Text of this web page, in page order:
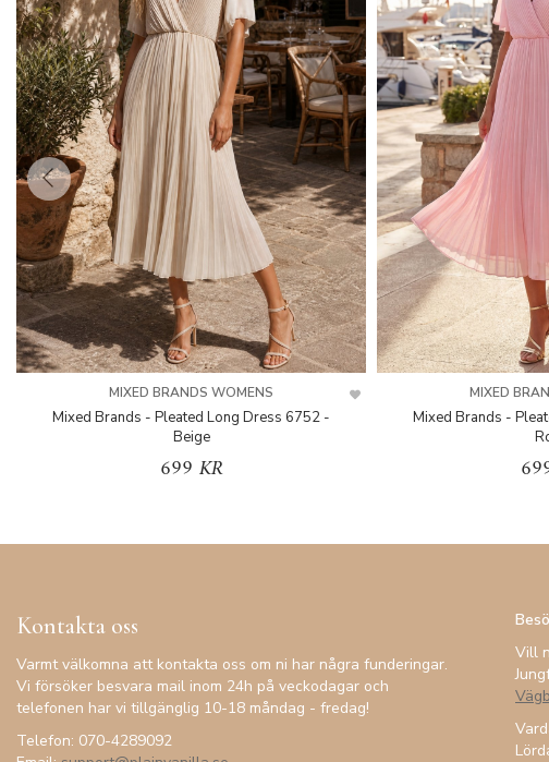
MIXED BRANDS WOMENS
Mixed Brands - Pleated Long Dress 6752 -
Beige
699 KR
MIXED
Mixed Brands -
Kontakta oss
Varmt välkomna att kontakta oss om ni har några funderingar.
Vi försöker besvara mail inom 24h på veckodagar och
telefonen har vi tillgänglig 10-18 måndag - fredag!
Telefon: 070-4289092
Vill